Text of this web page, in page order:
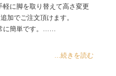
に脚を取り替えて高さ変更
加でご注文頂けます。
に簡単です。……
...続きを読む